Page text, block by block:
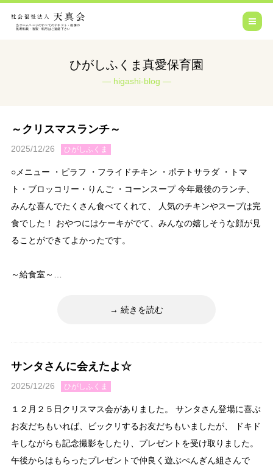
ひがしふくま真愛保育園
higashi-blog
～クリスマスランチ～
2025/12/26 ひがしふくま
○メニュー ・ピラフ ・フライドチキン ・ポテトサラダ ・トマ
ト・ブロッコリー・りんご ・コーンスープ 今年最後のランチ、
みんな喜んでたくさん食べてくれて、 人気のチキンやスープは完
食でした！ おやつにはケーキがでて、みんなの嬉しそうな顔が見
ることができてよかったです。
～給食室～…
続きを読む
サンタさんに会えたよ☆
2025/12/26 ひがしふくま
１２月２５日クリスマス会がありました。 サンタさん登場に喜ぶ
お友だちもいれば、ビックリするお友だちもいましたが、 ドキド
キしながらも記念撮影をしたり、プレゼントを受け取りました。
午後からはもらったプレゼントで仲良く遊ぶぺんぎん組さんで